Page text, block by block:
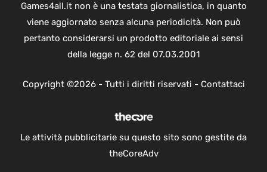
Games4all.it non è una testata giornalistica, in quanto
viene aggiornato senza alcuna periodicità. Non può
pertanto considerarsi un prodotto editoriale ai sensi
della legge n. 62 del 07.03.2001
Copyright ©2026 - Tutti i diritti riservati - Contattaci
Le attività pubblicitarie su questo sito sono gestite da
theCoreAdv